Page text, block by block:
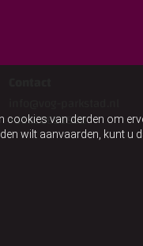
van derden om
wilt aanvaarden, kunt
+31630658560